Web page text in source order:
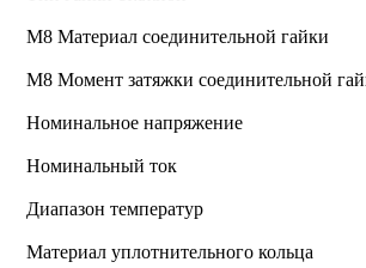
М8 Материал соединительной гайки
M8 Момент затяжки соединительной
Номинальное напряжение
Номинальный ток
Диапазон температур
Материал уплотнительного кольца